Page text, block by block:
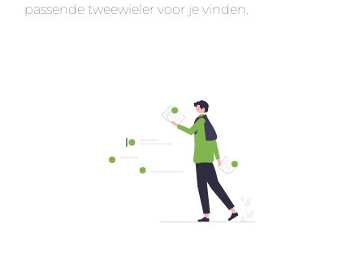
passende tweewieler voor je vinden.